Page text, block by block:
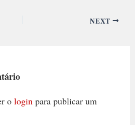
NEXT
o loginpara publicar um